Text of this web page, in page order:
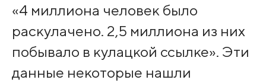
«4 миллиона человек было
раскулачено. 2,5 миллиона из них
побывало в кулацкой ссылке». Эти
данные некоторые нашли